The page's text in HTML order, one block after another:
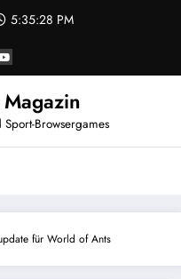
5:35:28 PM
Browsergames
für World of Ants